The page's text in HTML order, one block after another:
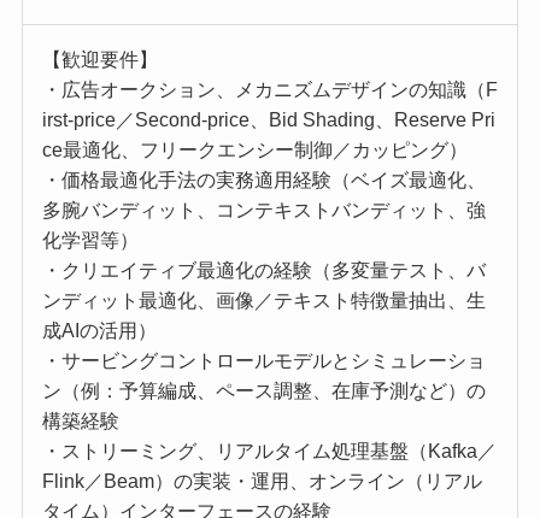
【歓迎要件】
・広告オークション、メカニズムデザインの知識（F
irst-price／Second-price、Bid Shading、Reserve Pri
ce最適化、フリークエンシー制御／カッピング）
・価格最適化手法の実務適用経験（ベイズ最適化、
多腕バンディット、コンテキストバンディット、強
化学習等）
・クリエイティブ最適化の経験（多変量テスト、バ
ンディット最適化、画像／テキスト特徴量抽出、生
成AIの活用）
・サービングコントロールモデルとシミュレーショ
ン（例：予算編成、ペース調整、在庫予測など）の
構築経験
・ストリーミング、リアルタイム処理基盤（Kafka／
Flink／Beam）の実装・運用、オンライン（リアル
タイム）インターフェースの経験